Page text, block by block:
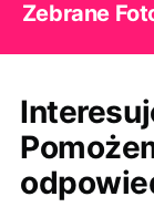
Zebrane